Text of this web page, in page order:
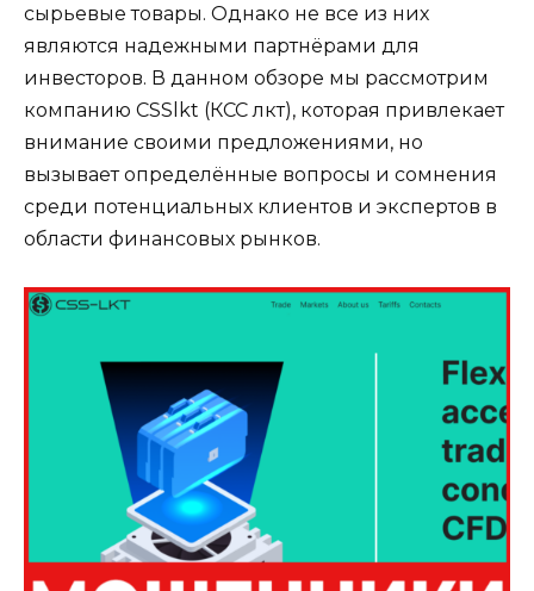
сырьевые товары. Однако не все из них
являются надежными партнёрами для
инвесторов. В данном обзоре мы рассмотрим
компанию CSSlkt (КСС лкт), которая привлекает
внимание своими предложениями, но
вызывает определённые вопросы и сомнения
среди потенциальных клиентов и экспертов в
области финансовых рынков.